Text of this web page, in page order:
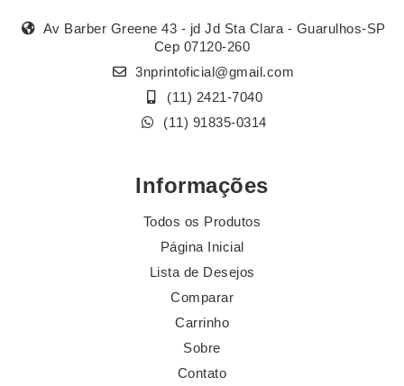
Av Barber Greene 43 - jd Jd Sta Clara - Guarulhos-SP
Cep 07120-260
3nprintoficial@gmail.com
(11) 2421-7040
(11) 91835-0314
Informações
Todos os Produtos
Página Inicial
Lista de Desejos
Comparar
Carrinho
Sobre
Contato